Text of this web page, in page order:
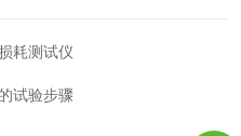
耗测试仪
试验步骤